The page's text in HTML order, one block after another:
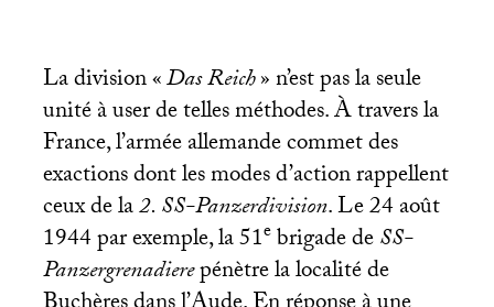
La division «Das Reich» n’est pas la seule
unité à user de telles méthodes. À travers la
France, l’armée allemande commet des
exactions dont les modes d’action rappellent
ceux de la2.SS-Panzerdivision. Le 24 août
1944 par exemple, la 51ebrigade deSS-
Panzergrenadierepénètre la localité de